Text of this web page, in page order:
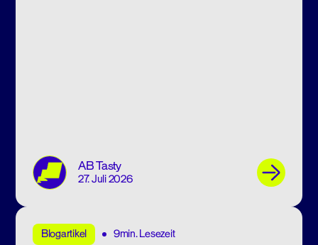
AB Tasty
27. Juli 2026
Blogartikel 9min. Lesezeit